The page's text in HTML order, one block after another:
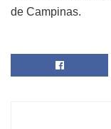
de Campinas.